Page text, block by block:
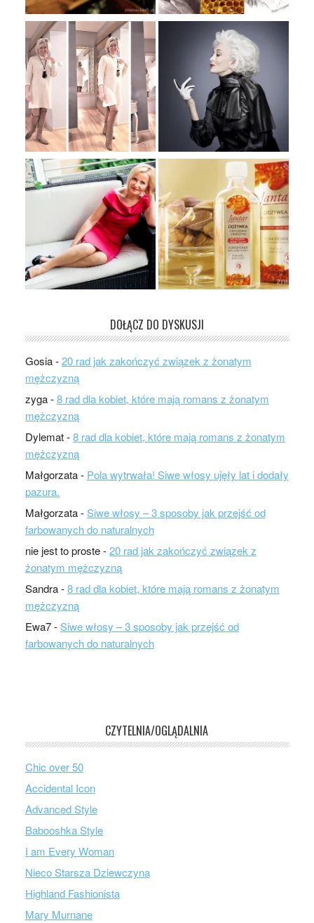
DOŁĄCZ DO DYSKUSJI
Gosia-20 rad jak zakończyć związek z żonatym
mężczyzną
zyga-8 rad dla kobiet, które mają romans z żonatym
mężczyzną
Dylemat-8 rad dla kobiet, które mają romans z żonatym
mężczyzną
Małgorzata- Pola wytrwała! Siwe włosy ujęły lat i dodały
pazura.
Małgorzata-Siwe włosy – 3 sposoby jak przejść od
farbowanych do naturalnych
nie jest to proste-20 rad jak zakończyć związek z
żonatym mężczyzną
Sandra-8 rad dla kobiet, które mają romans z żonatym
mężczyzną
Ewa7-Siwe włosy – 3 sposoby jak przejść od
farbowanych do naturalnych
CZYTELNIA/OGLĄDALNIA
Chic over 50
Accidental Icon
Advanced Style
Babooshka Style
I am Every Woman
Nieco Starsza Dziewczyna
Highland Fashionista
Mary Murnane